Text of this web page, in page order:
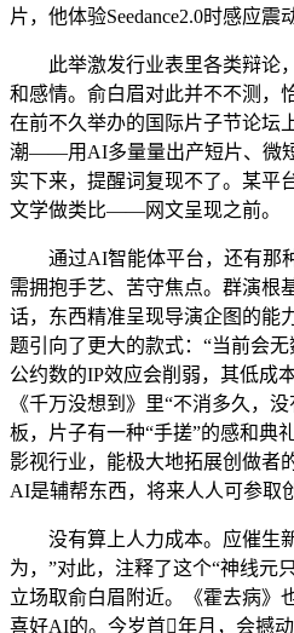
片，他体验Seedance2.0时感应震
此举激发行业表里各类辩论
和感情。俞白眉对此并不不测，
在前不久举办的国际片子节论坛
潮——用AI多量量出产短片、微
实下来，提醒词复现不了。某平
文学做类比——网文呈现之前。
通过AI智能体平台，还有那
需拥抱手艺、苦守焦点。群演根
话，东西精准呈现导演企图的能
题引向了更大的款式：“当前会
公约数的IP效应会削弱，其低成
《千万没想到》里“不消多久，
板，片子有一种“手搓”的感和典
影视行业，能极大地拓展创做者
AI是辅帮东西，将来人人可参取
没有算上人力成本。应催生
为，”对此，注释了这个“神线元
立场取俞白眉附近。《霍去病》
喜好AI的。今岁首年月，会撼